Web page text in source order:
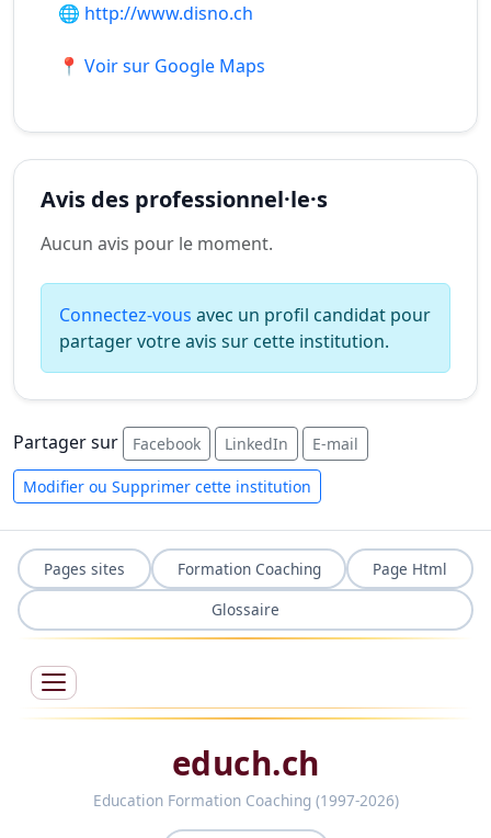
🌐 http://www.disno.ch
📍 Voir sur Google Maps
Avis des professionnel·le·s
Aucun avis pour le moment.
Connectez-vous avec un profil candidat pour
partager votre avis sur cette institution.
Partager sur Facebook LinkedIn E-mail
Modifier ou Supprimer cette institution
Pages sites Formation Coaching
Page Html
Glossaire
educh.ch
Education Formation Coaching (1997-2026)